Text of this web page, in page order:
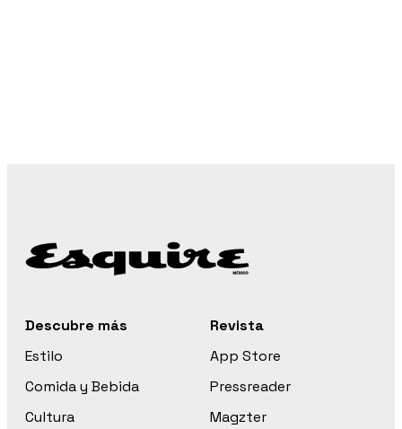
Descubre más
Estilo
Comida y Bebida
Cultura
Revista
App Store
Pressreader
Magzter